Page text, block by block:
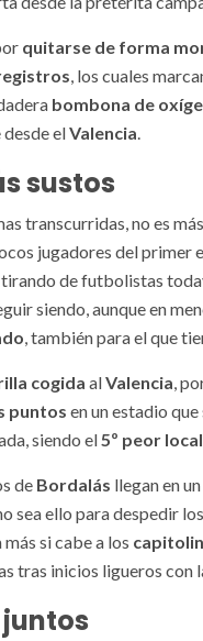
quitarse de forma
, los cuales
bombona de
elValencia.
sustos
transcurridas, no es
jugadores del primer
tirando de futbolistas
siendo, aunque en
, también para el que
cogida alValencia,
puntos en un estadio que
siendo el5º peor
de Bordalás llegan en un
sea ello para despedir
más si cabe a los
tras inicios ligueros con